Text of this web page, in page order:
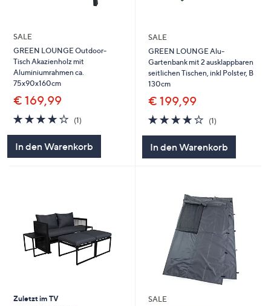
SALE
GREEN LOUNGE Outdoor-
Tisch Akazienholz mit
Aluminiumrahmen ca.
75x90x160cm
€ 169,99
4.0
von
(1)1
In den Warenkorb
SALE
GREEN LOUNGE Alu-
Gartenbank mit 2 ausklappbaren
seitlichen Tischen, inkl Polster, B
130cm
€ 199,99
4.0
von
(1)
In den Warenkorb
Zuletzt im TV
SALE